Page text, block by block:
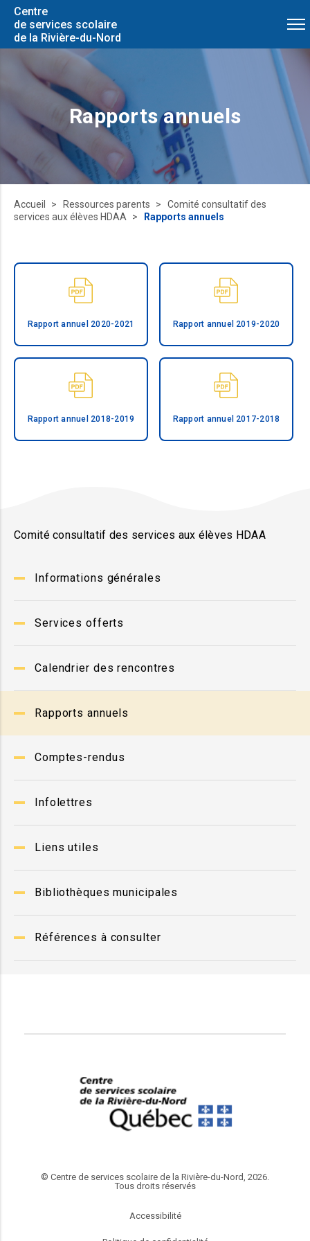
Centre
de services scolaire
de la Rivière-du-Nord
Rapports annuels
Comité consultatif des services aux élèves HDAA
Informations générales
Services offerts
Calendrier des rencontres
Rapports annuels
Comptes-rendus
Infolettres
Liens utiles
Bibliothèques municipales
Références à consulter
Accueil Ressources parents
Comité consultatif des
services aux élèves HDAA
Rapports annuels
Rapport annuel 2020-2021 Rapport annuel 2019-2020
Rapport annuel 2018-2019 Rapport annuel 2017-2018
© Centre de services scolaire de la Rivière-du-Nord, 2026.
Tous droits réservés
Accessibilité